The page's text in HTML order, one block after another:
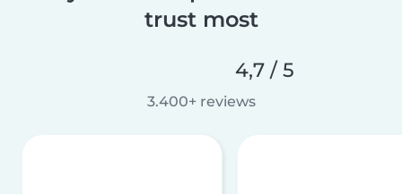
trust most
4,7 / 5
3.400+ reviews